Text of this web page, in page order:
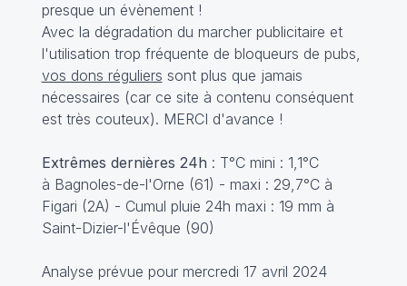
presque un évènement !
Avec la dégradation du marcher publicitaire et
l'utilisation trop fréquente de bloqueurs de pubs,
vos dons réguliers sont plus que jamais
nécessaires (car ce site à contenu conséquent
est très couteux). MERCI d'avance !
Extrêmes dernières 24h : T°C mini : 1,1°C
à Bagnoles-de-l'Orne (61) - maxi : 29,7°C à
Figari (2A) - Cumul pluie 24h maxi : 19 mm à
Saint-Dizier-l'Évêque (90)
Analyse prévue pour mercredi 17 avril 2024